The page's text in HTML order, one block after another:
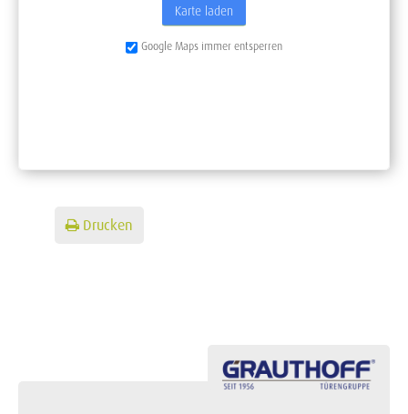
Karte laden
Google Maps immer entsperren
Drucken